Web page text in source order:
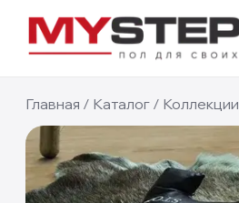
Главная / Каталог / Коллекции